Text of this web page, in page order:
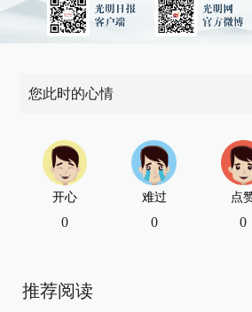
您此时的心情
开心
0
难过
0
点
0
推荐阅读